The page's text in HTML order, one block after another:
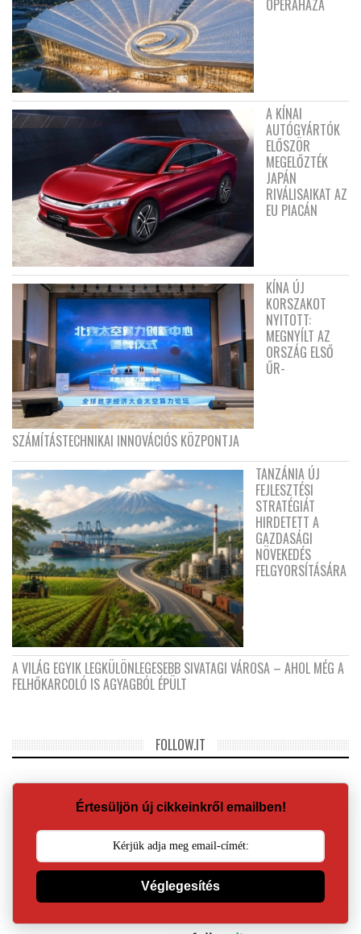
OPERAHÁZA
A KÍNAI
AUTÓGYÁRTÓK
ELŐSZÖR
MEGELŐZTÉK
JAPÁN
RIVÁLISAIKAT AZ
EU PIACÁN
KÍNA ÚJ
KORSZAKOT
NYITOTT:
MEGNYÍLT AZ
ORSZÁG ELSŐ
ŰR-
SZÁMÍTÁSTECHNIKAI INNOVÁCIÓS KÖZPONTJA
TANZÁNIA ÚJ
FEJLESZTÉSI
STRATÉGIÁT
HIRDETETT A
GAZDASÁGI
NÖVEKEDÉS
FELGYORSÍTÁSÁRA
A VILÁG EGYIK LEGKÜLÖNLEGESEBB SIVATAGI VÁROSA – AHOL MÉG A
FELHŐKARCOLÓ IS AGYAGBÓL ÉPÜLT
FOLLOW.IT
Értesüljön új cikkeinkről emailben!
Véglegesítés